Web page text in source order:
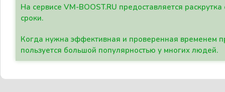
На сервисе VM-BOOST.RU предоставляется
сроки.
Когда нужна эффективная и проверенная временем
пользуется большой популярностью у многих людей.